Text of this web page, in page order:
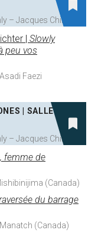
– Jacques Chirac
| Slowly
peu vos
Faezi
| SALLE DE
– Jacques Chirac
femme de
(Canada)
du barrage
(Canada)